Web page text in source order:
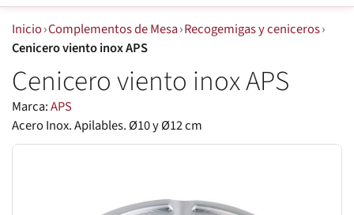
Inicio›Complementos de Mesa›Recogemigas y ceniceros›
Cenicero viento inox APS
Cenicero viento inox APS
Marca:APS
Acero Inox. Apilables. Ø10 y Ø12 cm